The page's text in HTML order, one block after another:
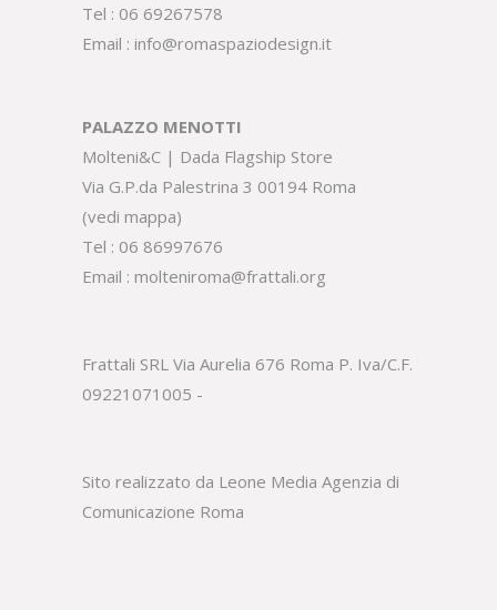
Tel : 06 69267578
Email : info@romaspaziodesign.it
PALAZZO MENOTTI
Molteni&C | Dada Flagship Store
Via G.P.da Palestrina 3 00194 Roma
(vedi mappa)
Tel : 06 86997676
Email : molteniroma@frattali.org
Frattali SRL Via Aurelia 676 Roma P. Iva/C.F.
09221071005 -
Sito realizzato da Leone Media Agenzia di
Comunicazione Roma